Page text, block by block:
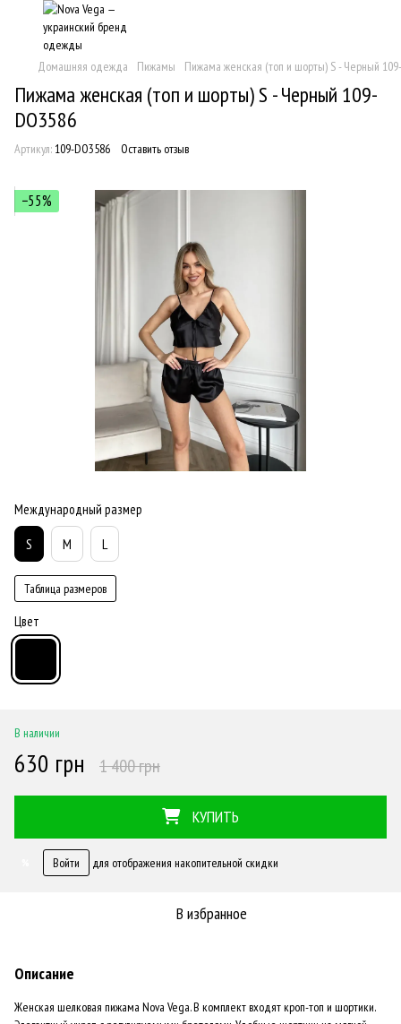
Домашняя одежда Пижамы Пижама женская (топ и шорты) S - Черный
Пижама женская (топ и шорты) S - Черный 109-
DO3586
Артикул: 109-DO3586 Оставить отзыв
−55%
Международный размер
S M L
Таблица размеров
Цвет
В наличии
630 грн 1 400 грн
КУПИТЬ
Войти для отображения накопительной скидки
В избранное
Описание
Женская шелковая пижама Nova Vega. В комплект входят кроп-топ и шортики.